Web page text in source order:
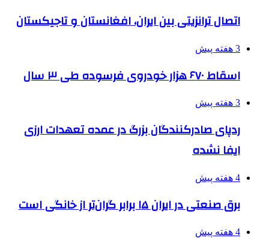
اتصال ترانزیتی بین ایران، افغانستان و تاجیکستان
3 هفته پیش
اسقاط ۶۷۰ هزار خودروی فرسوده طی ۳ سال
3 هفته پیش
ردپای صادرکنندگان بزرگ در عمده تعهدات ارزی
ایفا نشده
4 هفته پیش
برق صنعتی در ایران ۱۵ برابر گران‌تر از خانگی است
4 هفته پیش